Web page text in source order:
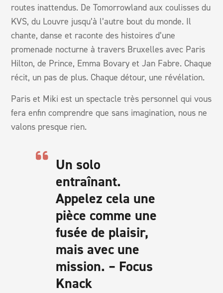
routes inattendus. De Tomorrowland aux coulisses du
KVS, du Louvre jusqu’à l’autre bout du monde. Il
chante, danse et raconte des histoires d’une
promenade nocturne à travers Bruxelles avec Paris
Hilton, de Prince, Emma Bovary et Jan Fabre. Chaque
récit, un pas de plus. Chaque détour, une révélation.
Paris et Miki est un spectacle très personnel qui vous
fera enfin comprendre que sans imagination, nous ne
valons presque rien.
Un solo
entraînant.
Appelez cela une
pièce comme une
fusée de plaisir,
mais avec une
mission. – Focus
Knack